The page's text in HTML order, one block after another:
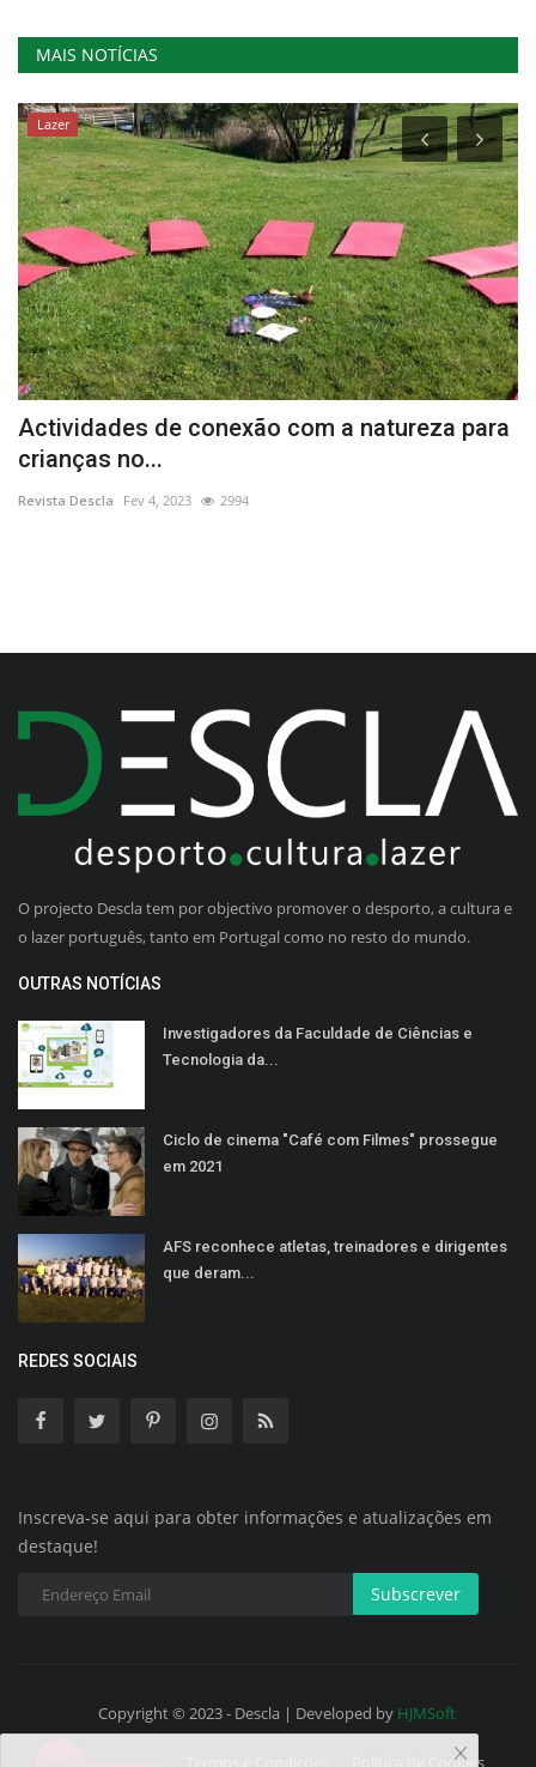
MAIS NOTÍCIAS
Lazer
Actividades de conexão com a natureza para
crianças no...
Revista Descla Fev 4, 2023 2994
O projecto Descla tem por objectivo promover o desporto, a cultura e
o lazer português, tanto em Portugal como no resto do mundo.
OUTRAS NOTÍCIAS
Investigadores da Faculdade de Ciências e
Tecnologia da...
Ciclo de cinema "Café com Filmes" prossegue
em 2021
AFS reconhece atletas, treinadores e dirigentes
que deram...
REDES SOCIAIS
Inscreva-se aqui para obter informações e atualizações em
destaque!
Subscrever
Copyright © 2023 - Descla | Developed by HJMSoft
Política de Cookies